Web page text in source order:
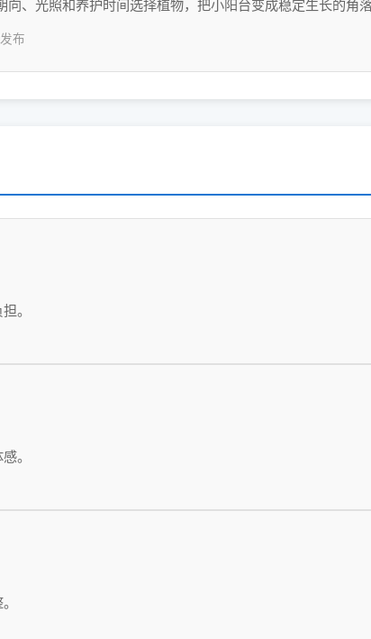
向、光照和养护时间选择植物，把小阳台变成稳定生长的角落
布
。
。